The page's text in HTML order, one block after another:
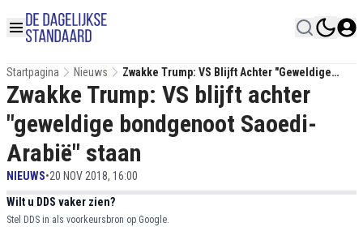
Startpagina Nieuws
Zwakke Trump: VS Blijft Achter "geweldige
Bondgenoot Saoedi-Arabië" Staan
Zwakke Trump: VS blijft achter
"geweldige bondgenoot Saoedi-
Arabië" staan
NIEUWS•20 NOV 2018, 16:00
Wilt u DDS vaker zien?
Stel DDS in als voorkeursbron op Google.